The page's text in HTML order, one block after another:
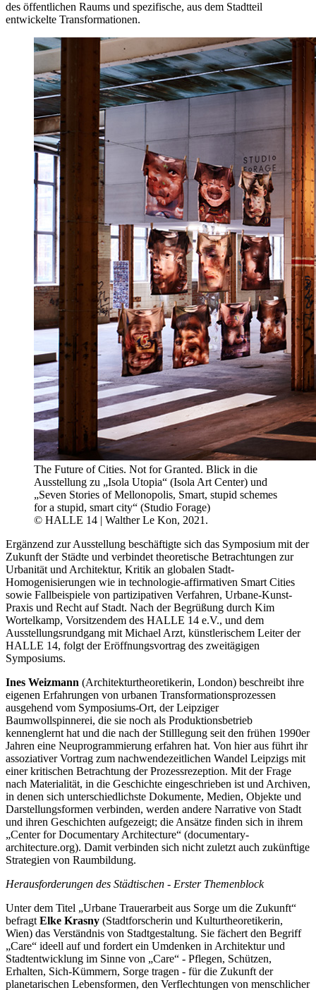
des öffentlichen Raums und spezifische, aus dem Stadtteil
entwickelte Transformationen.
The Future of Cities. Not for Granted. Blick in die
Ausstellung zu „Isola Utopia“ (Isola Art Center) und
„Seven Stories of Mellonopolis, Smart, stupid schemes
for a stupid, smart city“ (Studio Forage)
© HALLE 14 | Walther Le Kon, 2021.
Ergänzend zur Ausstellung beschäftigte sich das Symposium mit der
Zukunft der Städte und verbindet theoretische Betrachtungen zur
Urbanität und Architektur, Kritik an globalen Stadt-
Homogenisierungen wie in technologie-affirmativen Smart Cities
sowie Fallbeispiele von partizipativen Verfahren, Urbane-Kunst-
Praxis und Recht auf Stadt. Nach der Begrüßung durch Kim
Wortelkamp, Vorsitzendem des HALLE 14 e.V., und dem
Ausstellungsrundgang mit Michael Arzt, künstlerischem Leiter der
HALLE 14, folgt der Eröffnungsvortrag des zweitägigen
Symposiums.
Ines Weizmann (Architekturtheoretikerin, London) beschreibt ihre
eigenen Erfahrungen von urbanen Transformationsprozessen
ausgehend vom Symposiums-Ort, der Leipziger
Baumwollspinnerei, die sie noch als Produktionsbetrieb
kennenglernt hat und die nach der Stilllegung seit den frühen 1990er
Jahren eine Neuprogrammierung erfahren hat. Von hier aus führt ihr
assoziativer Vortrag zum nachwendezeitlichen Wandel Leipzigs mit
einer kritischen Betrachtung der Prozessrezeption. Mit der Frage
nach Materialität, in die Geschichte eingeschrieben ist und Archiven,
in denen sich unterschiedlichste Dokumente, Medien, Objekte und
Darstellungsformen verbinden, werden andere Narrative von Stadt
und ihren Geschichten aufgezeigt; die Ansätze finden sich in ihrem
„Center for Documentary Architecture“ (documentary-
architecture.org). Damit verbinden sich nicht zuletzt auch zukünftige
Strategien von Raumbildung.
Herausforderungen des Städtischen - Erster Themenblock
Unter dem Titel „Urbane Trauerarbeit aus Sorge um die Zukunft“
befragtElke Krasny (Stadtforscherin und Kulturtheoretikerin,
Wien) das Verständnis von Stadtgestaltung. Sie fächert den Begriff
„Care“ ideell auf und fordert ein Umdenken in Architektur und
Stadtentwicklung im Sinne von „Care“ - Pflegen, Schützen,
Erhalten, Sich-Kümmern, Sorge tragen - für die Zukunft der
planetarischen Lebensformen, den Verflechtungen von menschlicher